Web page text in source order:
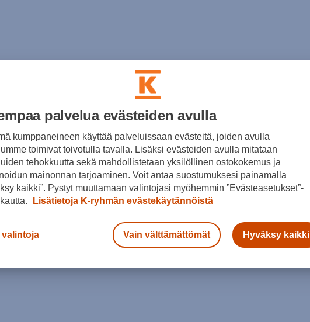
palvelua evästeiden avulla
kumppaneineen käyttää palveluissaan evästeitä, joiden avulla
toimivat toivotulla tavalla. Lisäksi evästeiden avulla mitataan
tehokkuutta sekä mahdollistetaan yksilöllinen ostokokemus ja
mainonnan tarjoaminen. Voit antaa suostumuksesi painamalla
kaikki”. Pystyt muuttamaan valintojasi myöhemmin ”Evästeasetukset”-
Lisätietoja K-ryhmän evästekäytännöistä
valintoja Vain välttämättömät Hyväksy kaikki